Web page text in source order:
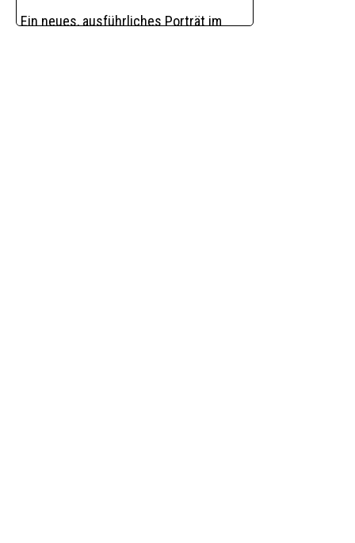
Ein neues, ausführliches Porträt im